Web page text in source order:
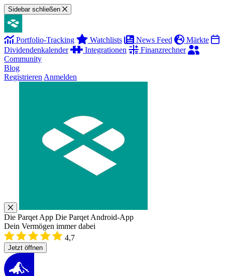
Sidebar schließen
Portfolio-Tracking Watchlists News Feed
Märkte
Dividendenkalender
Integrationen
Finanzrechner
Community
Blog
Registrieren Anmelden
Die Parqet App Die Parqet Android-App
Dein Vermögen immer dabei
4,7
Jetzt öffnen